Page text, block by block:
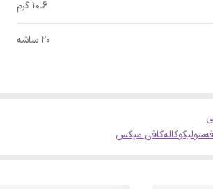
10.6 گرم
20 ساشه
سولیکوکالهکافی میکس